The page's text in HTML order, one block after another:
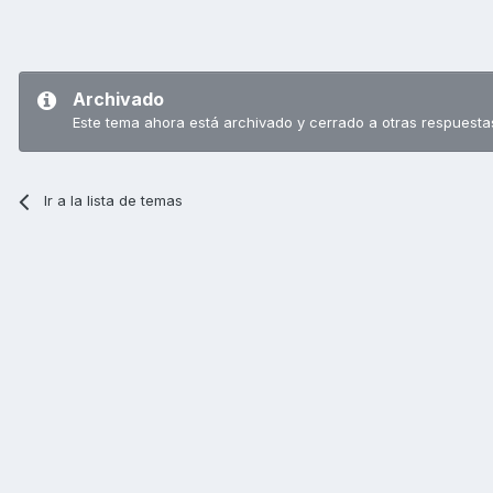
Archivado
Este tema ahora está archivado y cerrado a otras
Ir a la lista de temas